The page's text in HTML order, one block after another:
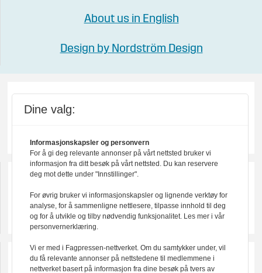
About us in English
Design by Nordström Design
Dine valg:
Informasjonskapsler og personvern
For å gi deg relevante annonser på vårt nettsted bruker vi
informasjon fra ditt besøk på vårt nettsted. Du kan reservere
deg mot dette under "Innstillinger".
For øvrig bruker vi informasjonskapsler og lignende verktøy for
analyse, for å sammenligne nettlesere, tilpasse innhold til deg
og for å utvikle og tilby nødvendig funksjonalitet. Les mer i vår
personvernerklæring.
Vi er med i Fagpressen-nettverket. Om du samtykker under, vil
du få relevante annonser på nettstedene til medlemmene i
nettverket basert på informasjon fra dine besøk på tvers av